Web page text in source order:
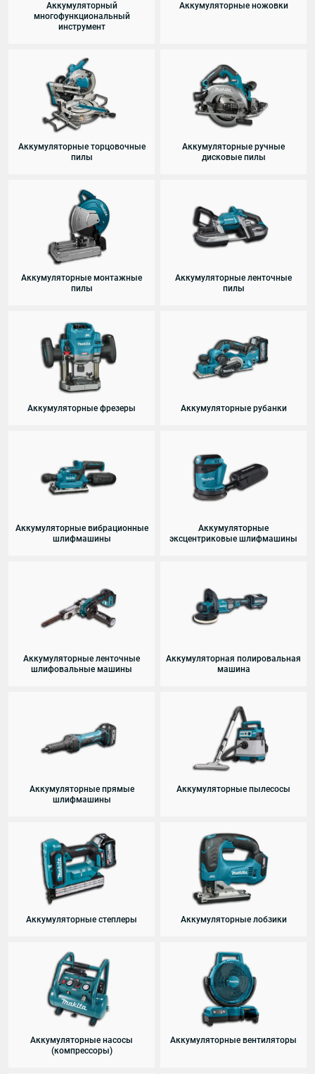
Аккумуляторный
многофункциональный
инструмент
Аккумуляторные ножовки
Аккумуляторные торцовочные
пилы
Аккумуляторные ручные
дисковые пилы
Аккумуляторные монтажные
пилы
Аккумуляторные ленточные
пилы
Аккумуляторные фрезеры Аккумуляторные рубанки
Аккумуляторные вибрационные
шлифмашины
Аккумуляторные
эксцентриковые шлифмашины
Аккумуляторные ленточные
шлифовальные машины
Аккумуляторная полировальная
машина
Аккумуляторные прямые
шлифмашины
Аккумуляторные пылесосы
Аккумуляторные степлеры Аккумуляторные лобзики
Аккумуляторные насосы
(компрессоры)
Аккумуляторные вентиляторы